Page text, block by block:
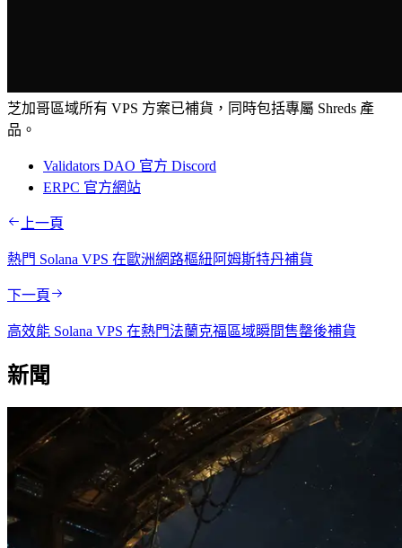
芝加哥區域所有 VPS 方案已補貨，同時包括專屬 Shreds 產
品。
Validators DAO 官方 Discord
ERPC 官方網站
上一頁
熱門 Solana VPS 在歐洲網路樞紐阿姆斯特丹補貨
下一頁
高效能 Solana VPS 在熱門法蘭克福區域瞬間售罄後補貨
新聞